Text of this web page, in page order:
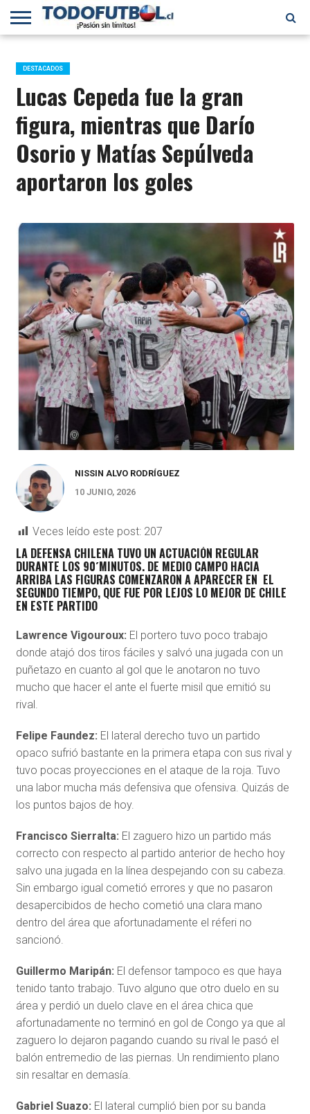
PRIMERA
B
SELECCIÓN
CHILENA
CHILENOS
EN EL
MUNDO
FÚTBOL
INTERNACIONAL
DESTACADOS
Lucas Cepeda fue la gran
figura, mientras que Darío
Osorio y Matías Sepúlveda
aportaron los goles
NISSIN ALVO RODRÍGUEZ
10 JUNIO, 2026
Veces leído este post: 207
LA DEFENSA CHILENA TUVO UN ACTUACIÓN REGULAR
DURANTE LOS 90´MINUTOS. DE MEDIO CAMPO HACIA
ARRIBA LAS FIGURAS COMENZARON A APARECER EN EL
SEGUNDO TIEMPO, QUE FUE POR LEJOS LO MEJOR DE CHILE
EN ESTE PARTIDO
Lawrence Vigouroux: El portero tuvo poco trabajo
donde atajó dos tiros fáciles y salvó una jugada con un
puñetazo en cuanto al gol que le anotaron no tuvo
mucho que hacer el ante el fuerte misil que emitió su
rival.
Felipe Faundez: El lateral derecho tuvo un partido
opaco sufrió bastante en la primera etapa con sus rival y
tuvo pocas proyecciones en el ataque de la roja. Tuvo
una labor mucha más defensiva que ofensiva. Quizás de
los puntos bajos de hoy.
Francisco Sierralta: El zaguero hizo un partido más
correcto con respecto al partido anterior de hecho hoy
salvo una jugada en la línea despejando con su cabeza.
Sin embargo igual cometió errores y que no pasaron
desapercibidos de hecho cometió una clara mano
dentro del área que afortunadamente el réferi no
sancionó.
Guillermo Maripán: El defensor tampoco es que haya
tenido tanto trabajo. Tuvo alguno que otro duelo en su
área y perdió un duelo clave en el área chica que
afortunadamente no terminó en gol de Congo ya que al
zaguero lo dejaron pagando cuando su rival le pasó el
balón entremedio de las piernas. Un rendimiento plano
sin resaltar en demasía.
Gabriel Suazo: El lateral cumplió bien por su banda